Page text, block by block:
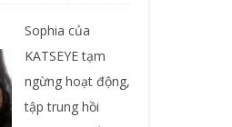
Sophia của
KATSEYE tạm
ngừng hoạt động,
tập trung hồi